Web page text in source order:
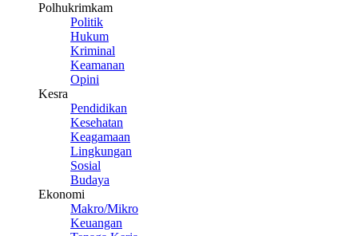
Polhukrimkam
Politik
Hukum
Kriminal
Keamanan
Opini
Kesra
Pendidikan
Kesehatan
Keagamaan
Lingkungan
Sosial
Budaya
Ekonomi
Makro/Mikro
Keuangan